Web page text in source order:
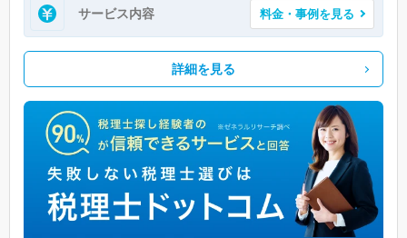
サービス内容 料金・事例を見る
詳細を見る